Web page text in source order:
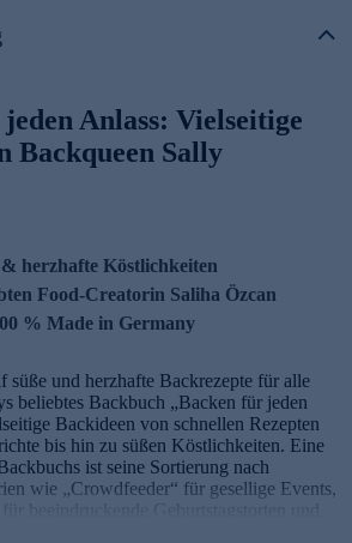
im Sallys-Kosmos - dieses Buch
auf kreatives Backvergnügen und
Jetzt gleich online bestellen.
Anlass: Vielseitige
Backqueen Sally
herzhafte Köstlichkeiten
Food-Creatorin Saliha Özcan
% Made in Germany
süße und herzhafte Backrezepte für alle
beliebtes Backbuch „Backen für jeden
Backideen von schnellen Rezepten
bis hin zu süßen Köstlichkeiten. Eine
ist seine Sortierung nach
wie „Crowdfeeder“ für gesellige Events,
beeindruckende Geburtstagstorten und
dafür, dass für jede Gelegenheit schnell